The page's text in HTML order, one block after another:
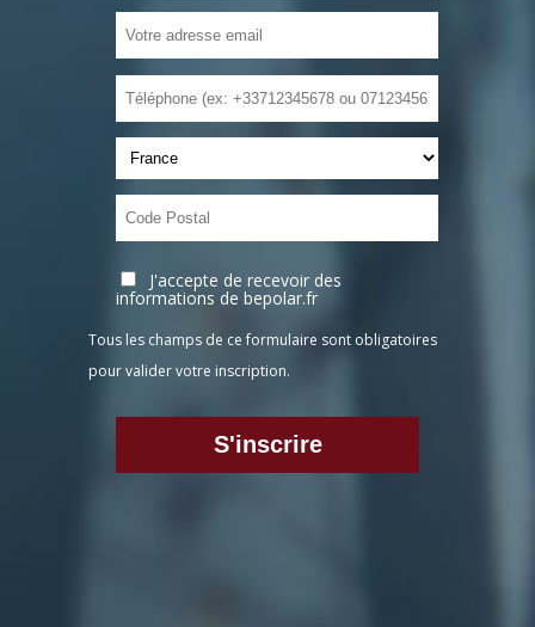
J'accepte de recevoir des
informations de bepolar.fr
Tous les champs de ce formulaire sont obligatoires
pour valider votre inscription.